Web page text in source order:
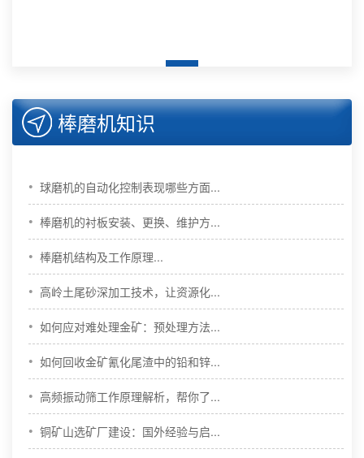
棒磨机知识
• 球磨机的自动化控制表现哪些方面...
• 棒磨机的衬板安装、更换、维护方...
• 棒磨机结构及工作原理...
• 高岭土尾砂深加工技术，让资源化...
• 如何应对难处理金矿：预处理方法...
• 如何回收金矿氰化尾渣中的铅和锌...
• 高频振动筛工作原理解析，帮你了...
• 铜矿山选矿厂建设：国外经验与启...